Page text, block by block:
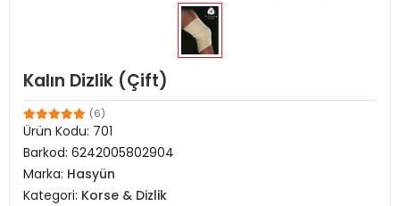
Kalın Dizlik (Çift)
(6)
Ürün Kodu: 701
Barkod: 6242005802904
Marka: Hasyün
Kategori: Korse & Dizlik